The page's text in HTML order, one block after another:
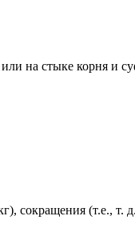
на стыке корня и
сокращения (т.е., т.